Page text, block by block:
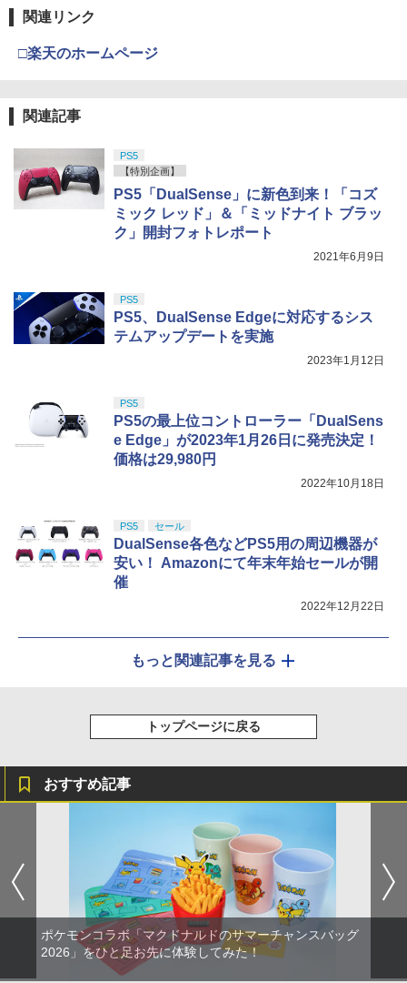
関連リンク
□楽天のホームページ
関連記事
PS5
【特別企画】
PS5「DualSense」に新色到来！「コズ
ミック レッド」＆「ミッドナイト ブラッ
ク」開封フォトレポート
2021年6月9日
PS5
PS5、DualSense Edgeに対応するシス
テムアップデートを実施
2023年1月12日
PS5
PS5の最上位コントローラー「DualSens
e Edge」が2023年1月26日に発売決定！
価格は29,980円
2022年10月18日
PS5 セール
DualSense各色などPS5用の周辺機器が
安い！ Amazonにて年末年始セールが開
催
2022年12月22日
もっと関連記事を見る
トップページに戻る
おすすめ記事
ポケモンコラボ「マクドナルドのサマーチャンスバッグ
2026」をひと足お先に体験してみた！